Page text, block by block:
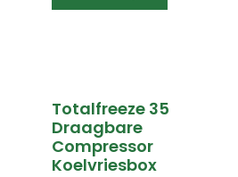
Totalfreeze 35
Draagbare
Compressor
Koelvriesbox